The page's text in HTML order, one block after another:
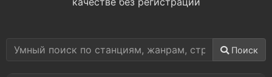
Поиск